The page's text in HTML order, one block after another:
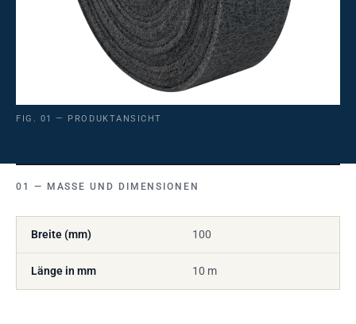
FIG. 01 — PRODUKTANSICHT
MASSE UND DIMENSIONEN
Breite (mm) 100
Länge in mm 10 m